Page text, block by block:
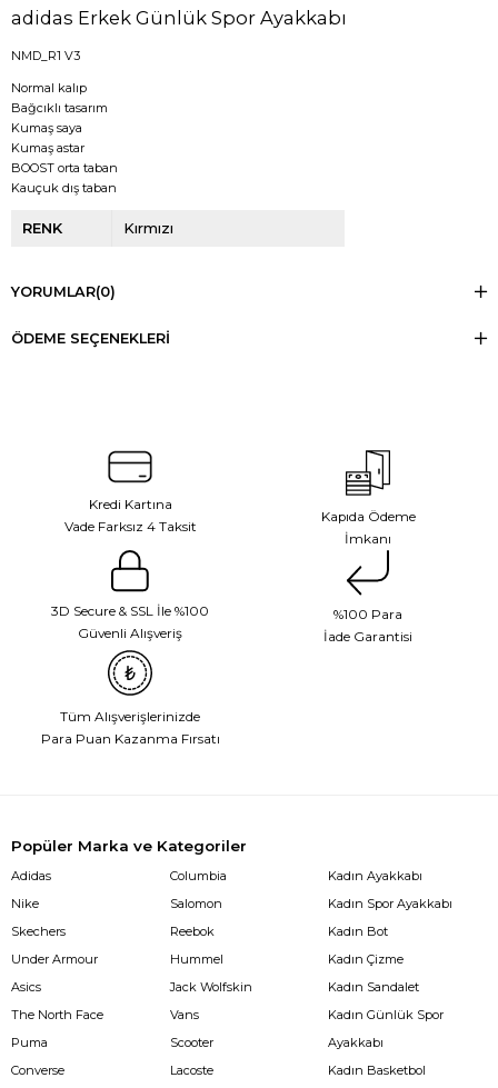
adidas Erkek Günlük Spor Ayakkabı
NMD_R1 V3
Normal kalıp
Bağcıklı tasarım
Kumaş saya
Kumaş astar
BOOST orta taban
Kauçuk dış taban
RENK Kırmızı
YORUMLAR(0)
ÖDEME SEÇENEKLERI
Kredi Kartına
Vade Farksız 4 Taksit
Kapıda Ödeme
İmkanı
3D Secure & SSL İle %100
Güvenli Alışveriş
%100 Para
İade Garantisi
Tüm Alışverişlerinizde
Para Puan Kazanma Fırsatı
Popüler Marka ve Kategoriler
Adidas
Nike
Skechers
Under Armour
Asics
The North Face
Puma
Converse
Columbia
Salomon
Reebok
Hummel
Jack Wolfskin
Vans
Scooter
Lacoste
Kadın Ayakkabı
Kadın Spor Ayakkabı
Kadın Bot
Kadın Çizme
Kadın Sandalet
Kadın Günlük Spor
Ayakkabı
Kadın Basketbol